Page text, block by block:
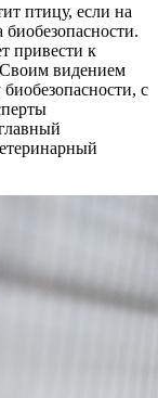
птицу, если на
привести к
видением
с